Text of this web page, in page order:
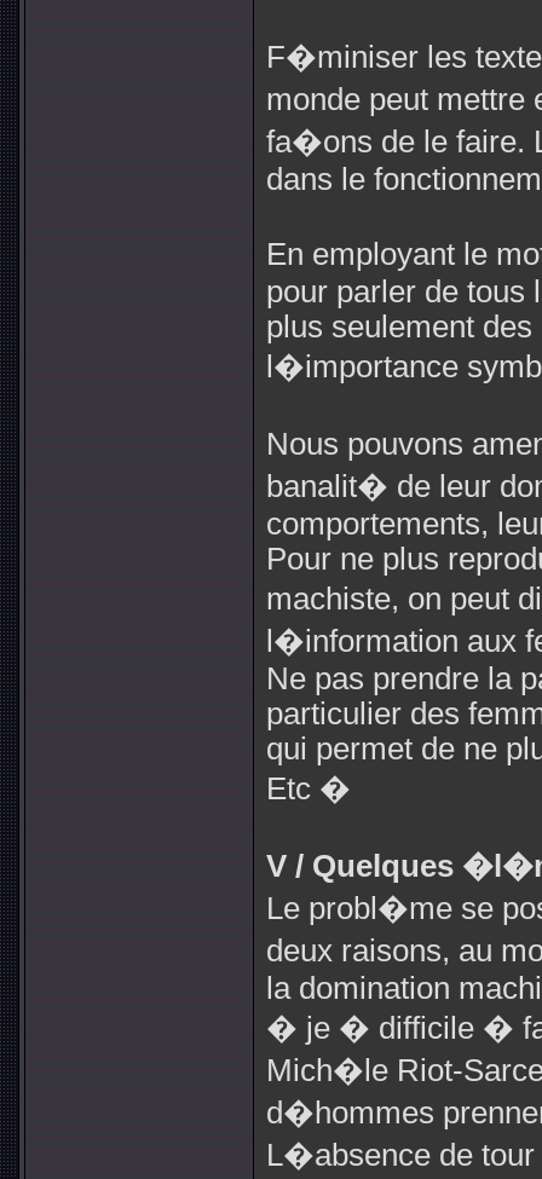
F�miniser les
monde peut
fa�ons de le faire.
dans le
En employant le
pour parler de tous
plus seulement
l�importance
Nous pouvons
banalit� de leur
comportements,
Pour ne plus
machiste, on peut
l�information aux
Ne pas prendre la
particulier des
qui permet de ne
Etc �
V / Quelques
Le probl�me se
deux raisons, au
la domination
� je � difficile �
Mich�le Riot-
d�hommes
L�absence de tour